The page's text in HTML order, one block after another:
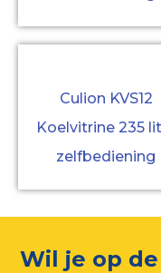
Culion KVS12
Koelvitrine 235
zelfbediening
Wil je op